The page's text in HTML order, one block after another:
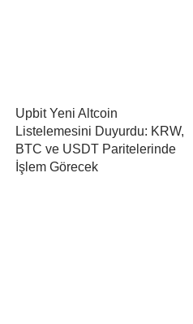
Upbit Yeni Altcoin
Listelemesini Duyurdu: KRW,
BTC ve USDT Paritelerinde
İşlem Görecek